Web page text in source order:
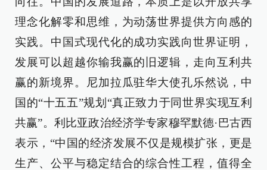
理念化解零和思维，为动荡世界提供方向感的
实践。中国式现代化的成功实践向世界证明，
发展可以超越你输我赢的旧逻辑，走向互利共
赢的新境界。尼加拉瓜驻华大使孔乐然说，中
国的“十五五”规划“真正致力于同世界实现互利
共赢”。利比亚政治经济学专家穆罕默德·巴古西
表示，“中国的经济发展不仅是规模扩张，更是
生产、公平与稳定结合的综合性工程，值得全